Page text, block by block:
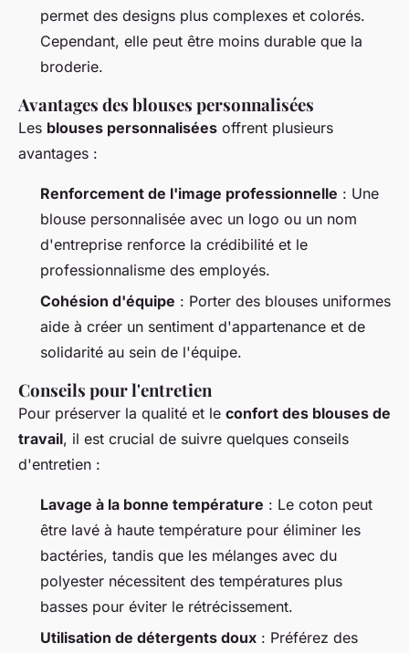
permet des designs plus complexes et colorés.
Cependant, elle peut être moins durable que la
broderie.
Avantages des blouses personnalisées
Les blouses personnalisées offrent plusieurs
avantages :
Renforcement de l'image professionnelle : Une
blouse personnalisée avec un logo ou un nom
d'entreprise renforce la crédibilité et le
professionnalisme des employés.
Cohésion d'équipe : Porter des blouses uniformes
aide à créer un sentiment d'appartenance et de
solidarité au sein de l'équipe.
Conseils pour l'entretien
Pour préserver la qualité et le confort des blouses de
travail, il est crucial de suivre quelques conseils
d'entretien :
Lavage à la bonne température : Le coton peut
être lavé à haute température pour éliminer les
bactéries, tandis que les mélanges avec du
polyester nécessitent des températures plus
basses pour éviter le rétrécissement.
Utilisation de détergents doux : Préférez des